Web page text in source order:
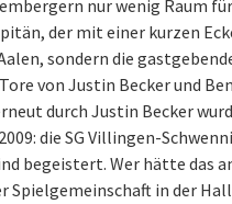
nur wenig Raum
der mit einer kurzen
sondern die
von Justin Becker und
durch Justin Becker
die SG Villingen-
begeistert. Wer hätte das
Spielgemeinschaft in der